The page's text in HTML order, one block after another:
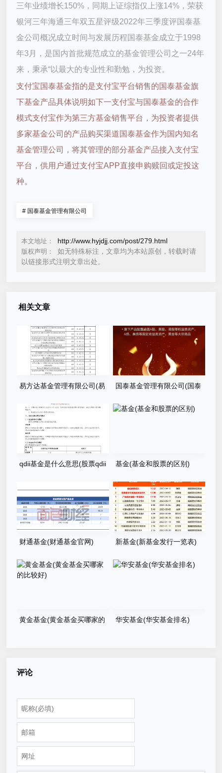
三年业绩增长150%，同期上证综指仅上涨14%，荣获
银河三年海通三年双五星评级2022年三季度评国泰基
金公司概况成立时间与发展历程国泰基金成立于1998
年3月，是国内首批规范成立的基金管理公司之一24年
来，秉承“以最大的专业性和勤勉，为投资。
支付宝国泰基金指的是支付宝平台销售的国泰基金旗
下基金产品具体说明如下一支付宝与国泰基金的合作
模式支付宝作为第三方基金销售平台，为投资者提供
多家基金公司的产品购买渠道国泰基金作为国内知名
基金管理公司，将其管理的部分基金产品接入支付宝
平台，供用户通过支付宝APP直接申购赎回或定投这
种。
# 国泰基金管理有限公司
本文地址： http://www.hyjdjj.com/post/279.html
版权声明：
如无特殊标注，文章均为本站原创，转载时请
以链接形式注明文章出处。
相关文章
易方达基金管理有限公司(易
方达基金管理有限公司官网)
国泰基金管理有限公司(国泰
基金管理有限公司是什么)
qdii基金是什么意思(股票qdii
基金(基金和股票的区别)
财通基金(财通基金官网) 新基金(新基金发行一览表)
黄金基金(黄金基金买哪家的
华安基金(华安基金排名)
评论